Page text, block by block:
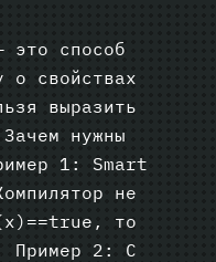
способ
о свойствах
выразить
нужны
1: Smart
не
то
Пример 2: С